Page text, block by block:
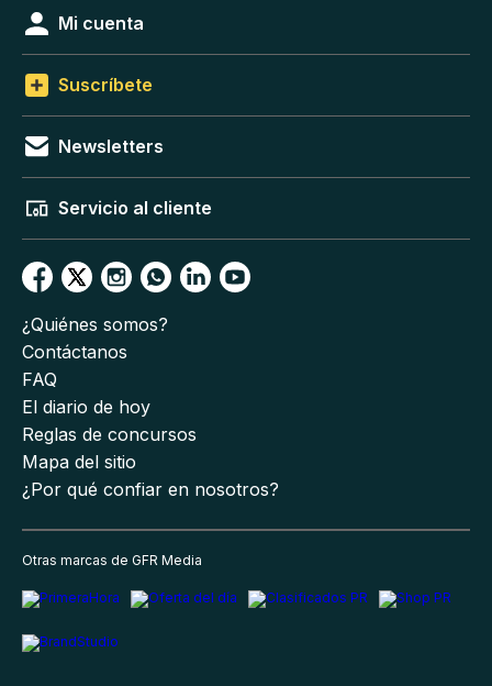
Mi cuenta
Suscríbete
Newsletters
Servicio al cliente
¿Quiénes somos?
Contáctanos
FAQ
El diario de hoy
Reglas de concursos
Mapa del sitio
¿Por qué confiar en nosotros?
Otras marcas de GFR Media